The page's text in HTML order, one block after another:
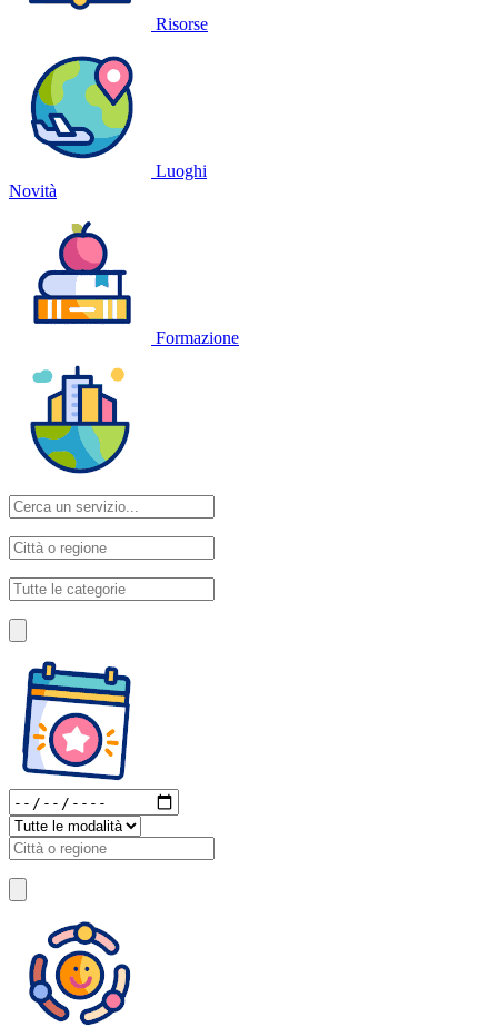
Risorse
Luoghi
Novità
Formazione